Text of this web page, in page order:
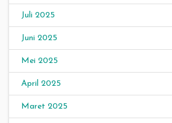
Juli 2025
Juni 2025
Mei 2025
April 2025
Maret 2025